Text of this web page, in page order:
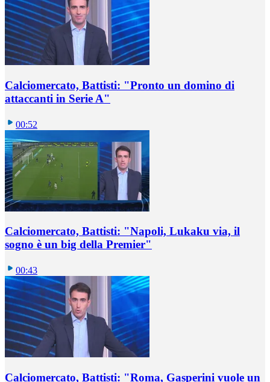
Calciomercato, Battisti: "Pronto un domino di
attaccanti in Serie A"
00:52
Calciomercato, Battisti: "Napoli, Lukaku via, il
sogno è un big della Premier"
00:43
Calciomercato, Battisti: "Roma, Gasperini vuole un